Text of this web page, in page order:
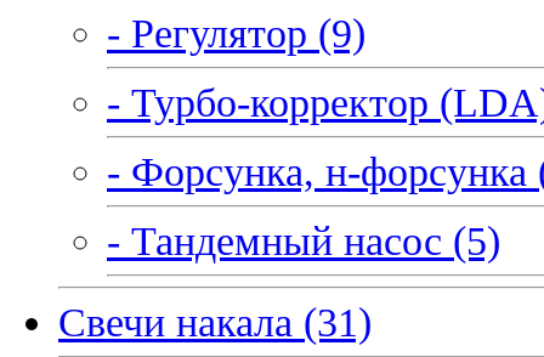
- Регулятор (9)
- Турбо-корректор
- Форсунка, н-форсунка
- Тандемный насос (5)
Свечи накала (31)